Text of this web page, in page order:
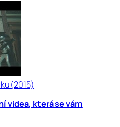
(2015)
videa, která se vám